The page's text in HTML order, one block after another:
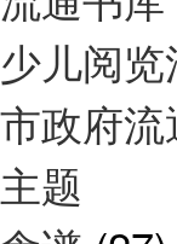
少儿阅
市政府流
主题